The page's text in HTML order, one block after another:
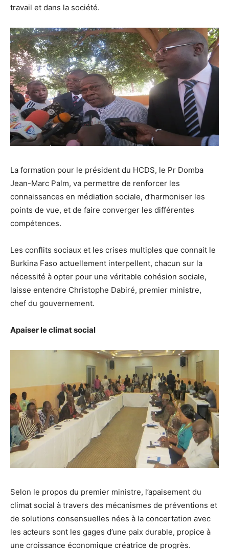
travail et dans la société.
La formation pour le président du HCDS, le Pr Domba
Jean-Marc Palm, va permettre de renforcer les
connaissances en médiation sociale, d’harmoniser les
points de vue, et de faire converger les différentes
compétences.
Les conflits sociaux et les crises multiples que connait le
Burkina Faso actuellement interpellent, chacun sur la
nécessité à opter pour une véritable cohésion sociale,
laisse entendre Christophe Dabiré, premier ministre,
chef du gouvernement.
Apaiser le climat social
Selon le propos du premier ministre, l’apaisement du
climat social à travers des mécanismes de préventions et
de solutions consensuelles nées à la concertation avec
les acteurs sont les gages d’une paix durable, propice à
une croissance économique créatrice de progrès.